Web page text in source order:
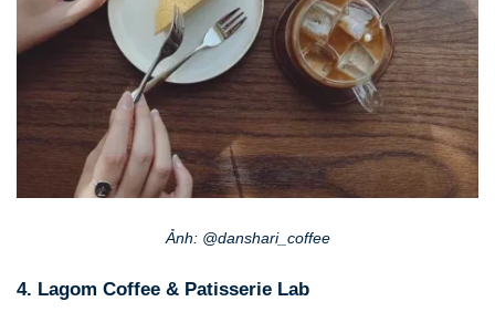
Ảnh: @danshari_coffee
4. Lagom Coffee & Patisserie Lab